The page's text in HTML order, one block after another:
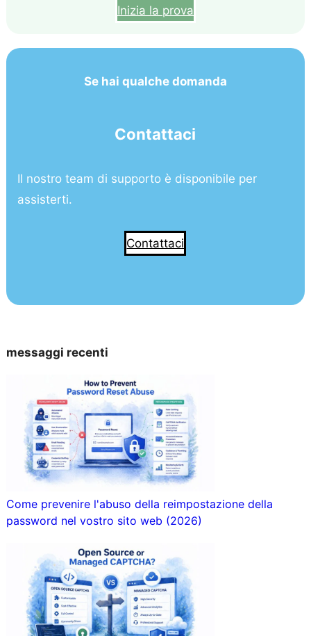
Inizia la prova
Se hai qualche domanda
Contattaci
Il nostro team di supporto è disponibile per
assisterti.
Contattaci
messaggi recenti
Come prevenire l'abuso della reimpostazione della
password nel vostro sito web (2026)